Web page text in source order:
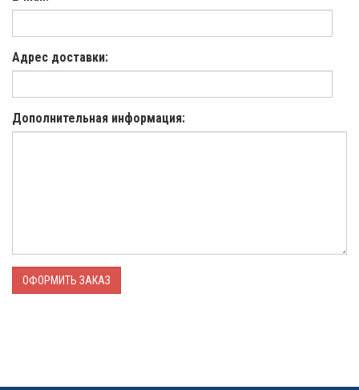
Адрес доставки:
Дополнительная информация:
ОФОРМИТЬ ЗАКАЗ